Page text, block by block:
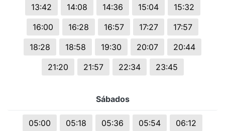
13:42
14:08 14:36 15:04
15:32
16:00
16:28 16:57 17:27
17:57
18:28
18:58 19:30 20:07
20:44
21:20
21:57 22:34 23:45
Sábados
05:00 05:18 05:36 05:54
06:12